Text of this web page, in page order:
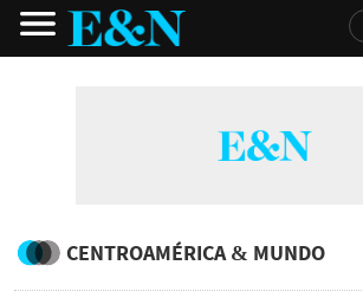
CENTROAMÉRICA & MUNDO